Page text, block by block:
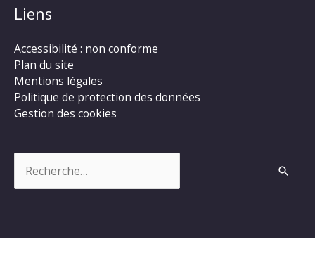
Liens
Accessibilité : non conforme
Plan du site
Mentions légales
Politique de protection des données
Gestion des cookies